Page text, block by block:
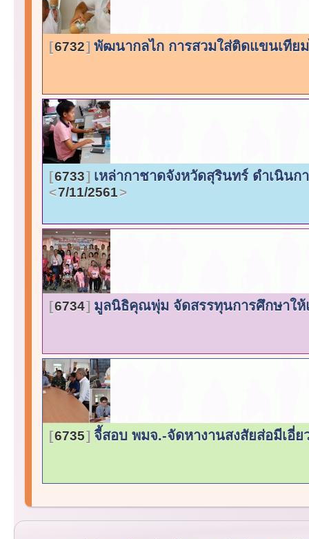
6732 พัฒนากลไก การสวมใส่ติดแขนเทีย
6733 เหล่ากาชาดจังหวัดสุรินทร์ ดำเนิน
7/11/2561
6734 มูลนิธิคุณพุ่ม จัดสรรทุนการศึกษาให้
6735 จี้สอบ พมจ.-จัดหางานสงสัยส่อมีเอี่